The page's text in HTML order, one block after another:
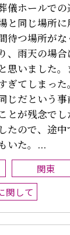
儀ホールで
と同じ場所
待つ場所が
り、雨天の場
と思いました
ぎてしまっ
じだという
ことが残念で
したので、途
もいた。...
関東
関して